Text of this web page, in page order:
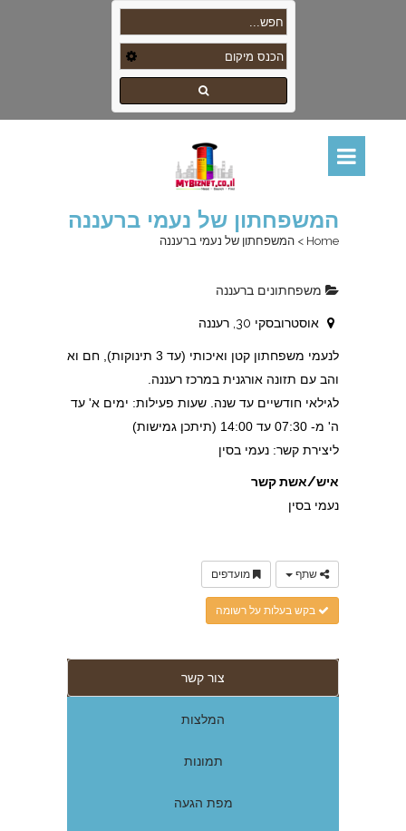
המשפחתון של נעמי ברעננה
Home
> המשפחתון של נעמי ברעננה
משפחתונים ברעננה
אוסטרובסקי 30, רעננה
לנעמי משפחתון קטן ואיכותי (עד 3 תינוקות), חם וא
והב עם תזונה אורגנית במרכז רעננה.
לגילאי חודשיים עד שנה. שעות פעילות: ימים א' עד
ה' מ- 07:30 עד 14:00 (תיתכן גמישות)
ליצירת קשר: נעמי בסין
איש/אשת קשר
נעמי בסין
שתף מועדפים
בקש בעלות על רשומה
צור קשר
המלצות
תמונות
מפת הגעה